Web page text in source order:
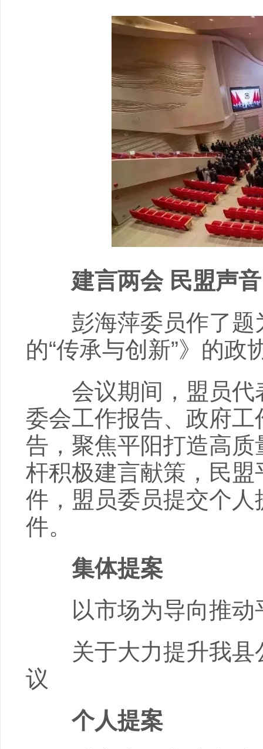
建言两会 民盟声音
彭海萍委员作了题
的“传承与创新”》的政
会议期间，盟员代
委会工作报告、政府
告，聚焦平阳打造高
杆积极建言献策，民
件，盟员委员提交个
件。
集体提案
以市场为导向推动
关于大力提升我县
议
个人提案